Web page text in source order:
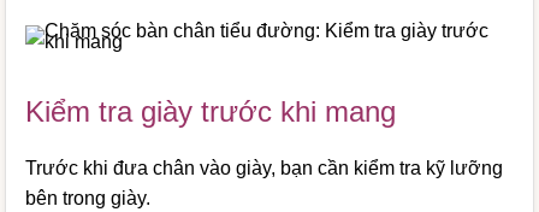
Kiểm tra giày trước khi mang
Trước khi đưa chân vào giày, bạn cần kiểm tra kỹ lưỡng
bên trong giày.